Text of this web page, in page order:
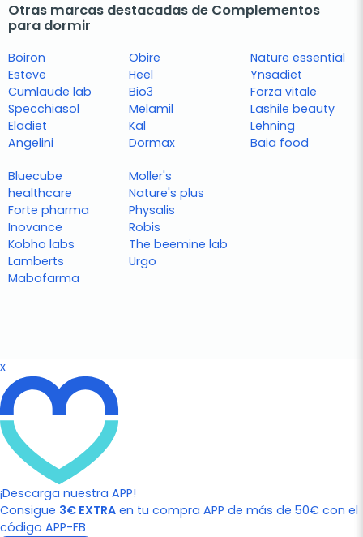
Otras marcas destacadas de Complementos
para dormir
Boiron
Esteve
Cumlaude lab
Specchiasol
Eladiet
Angelini
Obire
Heel
Bio3
Melamil
Kal
Dormax
Nature essential
Ynsadiet
Forza vitale
Lashile beauty
Lehning
Baia food
Bluecube
healthcare
Forte pharma
Inovance
Kobho labs
Lamberts
Mabofarma
Moller's
Nature's plus
Physalis
Robis
The beemine lab
Urgo
x
¡Descarga nuestra APP!
Consigue 3€ EXTRA en tu compra APP de más de 50€ con el
código APP-FB